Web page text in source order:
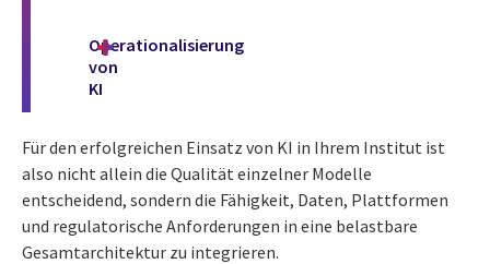
Operationalisierung
von
KI
Für den erfolgreichen Einsatz von KI in Ihrem Institut ist
also nicht allein die Qualität einzelner Modelle
entscheidend, sondern die Fähigkeit, Daten, Plattformen
und regulatorische Anforderungen in eine belastbare
Gesamtarchitektur zu integrieren.